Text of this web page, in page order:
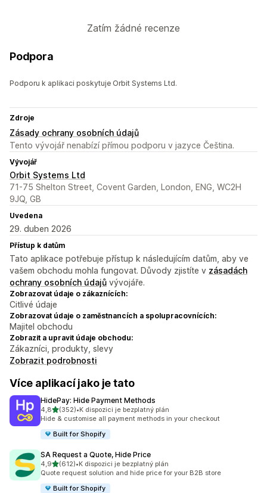
Zatím žádné recenze
Podpora
Podporu k aplikaci poskytuje Orbit Systems Ltd.
Zdroje
Zásady ochrany osobních údajů
Tento vývojář nenabízí přímou podporu v jazyce Čeština.
Vývojář
Orbit Systems Ltd
71-75 Shelton Street, Covent Garden, London, ENG, WC2H
9JQ, GB
Uvedena
29. duben 2026
Přístup k datům
Tato aplikace potřebuje přístup k následujícím datům, aby ve
vašem obchodu mohla fungovat. Důvody zjistíte v zásadách
ochrany osobních údajů vývojáře.
Zobrazovat údaje o zákaznících:
Citlivé údaje
Zobrazovat údaje o zaměstnancích a spolupracovnících:
Majitel obchodu
Zobrazit a upravit údaje obchodu:
Zákazníci, produkty, slevy
Zobrazit podrobnosti
Více aplikací jako je tato
HidePay: Hide Payment Methods
4,8z 5 hvězd
(352)
Celkový počet recenzí: 352
•K dispozici je bezplatný plán
Hide & customise all payment methods in your checkout
Built for Shopify
SA Request a Quote, Hide Price
4,9z 5 hvězd
(612)
Celkový počet recenzí: 612
•K dispozici je bezplatný plán
Quote request solution and hide price for your B2B store
Built for Shopify